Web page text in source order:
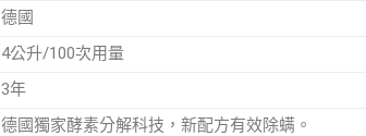
德國
4公升/100次用量
3年
德國獨家酵素分解科技，新配方有效除螨。